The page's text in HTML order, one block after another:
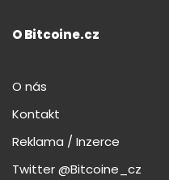
O Bitcoine.cz
O nás
Kontakt
Reklama / Inzerce
Twitter @Bitcoine_cz